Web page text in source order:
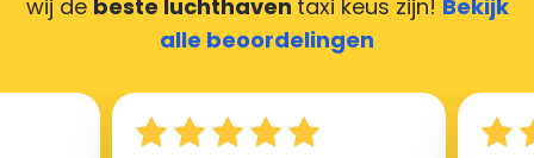
wij de beste luchthaven taxi keus zijn! Bekijk
alle beoordelingen